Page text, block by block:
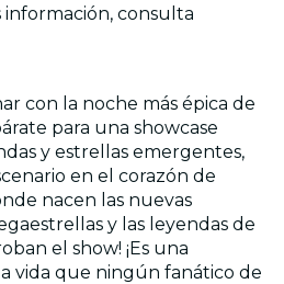
información, consulta
con la noche más épica de
para una showcase
y estrellas emergentes,
en el corazón de
nacen las nuevas
y las leyendas de
el show! ¡Es una
vida que ningún fanático de